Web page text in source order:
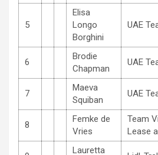
5
Elisa
Longo
Borghini
UAE
6
Brodie
Chapman
UAE
7
Maeva
Squiban
UAE
8
Femke de
Vries
Team
Lease
Lauretta